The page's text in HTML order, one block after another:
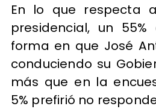
En lo que respecta
presidencial, un
forma en que José
conduciendo su
más que en la
5% prefirió no